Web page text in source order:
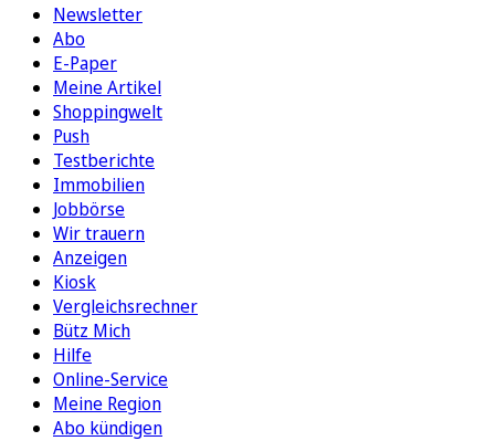
Newsletter
Abo
E-Paper
Meine Artikel
Shoppingwelt
Push
Testberichte
Immobilien
Jobbörse
Wir trauern
Anzeigen
Kiosk
Vergleichsrechner
Bütz Mich
Hilfe
Online-Service
Meine Region
Abo kündigen